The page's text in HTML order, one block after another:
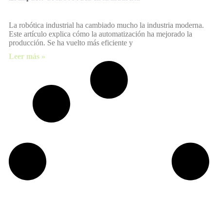
La robótica industrial ha cambiado mucho la industria moderna.
Este artículo explica cómo la automatización ha mejorado la
producción. Se ha vuelto más eficiente y
Leer más »